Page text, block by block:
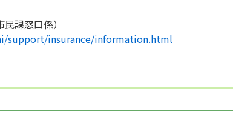
課窓口係）
support/insurance/information.html